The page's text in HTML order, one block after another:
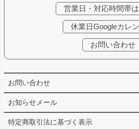
お問い合わせ
お知らせメール
特定商取引法に基づく表示
営業日・対応時間帯
休業日Googleカレ
お問い合わせ